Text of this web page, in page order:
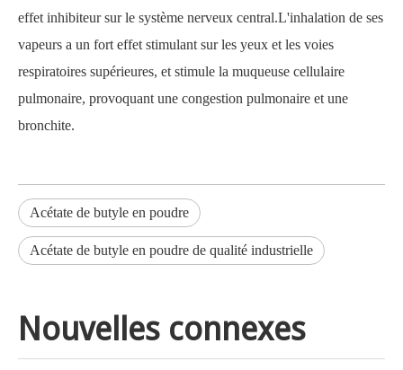
effet inhibiteur sur le système nerveux central.L'inhalation de ses
vapeurs a un fort effet stimulant sur les yeux et les voies
respiratoires supérieures, et stimule la muqueuse cellulaire
pulmonaire, provoquant une congestion pulmonaire et une
bronchite.
Acétate de butyle en poudre
Acétate de butyle en poudre de qualité industrielle
Nouvelles connexes